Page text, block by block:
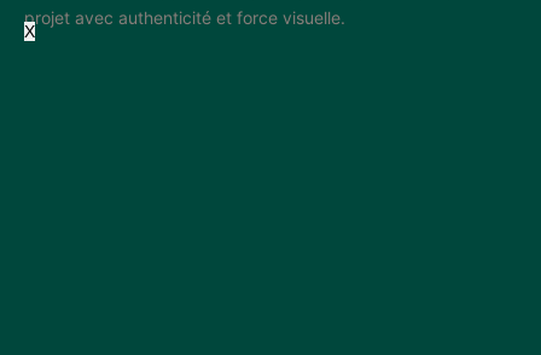
X
projet avec authenticité et force visuelle.